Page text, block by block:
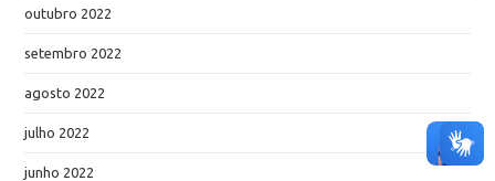
outubro 2022
setembro 2022
agosto 2022
julho 2022
junho 2022